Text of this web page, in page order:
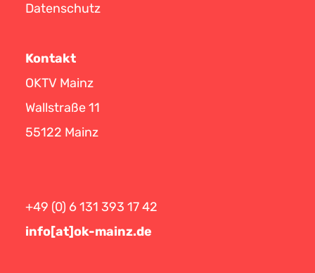
Datenschutz
Kontakt
OKTV Mainz
Wallstraße 11
55122 Mainz
+49 (0) 6 131 393 17 42
info[at]ok-mainz.de